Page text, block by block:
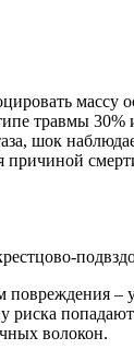
травмы
шок
причиной
–
риска
волокон.